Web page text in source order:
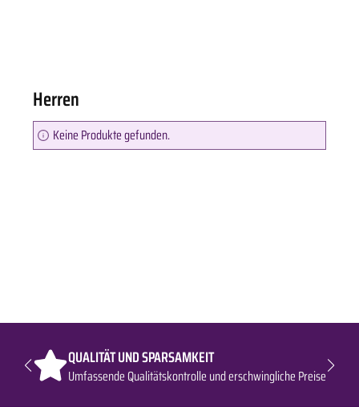
Herren
Keine Produkte gefunden.
QUALITÄT UND SPARSAMKEIT
Umfassende Qualitätskontrolle und erschwingliche Preise